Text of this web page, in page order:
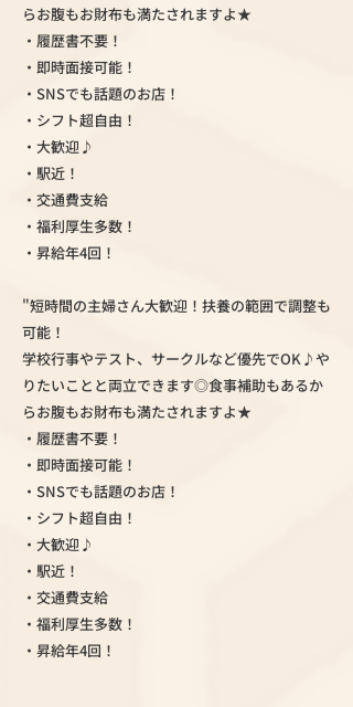
らお腹もお財布も満たされますよ★
・履歴書不要！
・即時面接可能！
・SNSでも話題のお店！
・シフト超自由！
・大歓迎♪
・駅近！
・交通費支給
・福利厚生多数！
・昇給年4回！
"短時間の主婦さん大歓迎！扶養の範囲で調整も
可能！
学校行事やテスト、サークルなど優先でOK♪や
りたいことと両立できます◎食事補助もあるか
らお腹もお財布も満たされますよ★
・履歴書不要！
・即時面接可能！
・SNSでも話題のお店！
・シフト超自由！
・大歓迎♪
・駅近！
・交通費支給
・福利厚生多数！
・昇給年4回！